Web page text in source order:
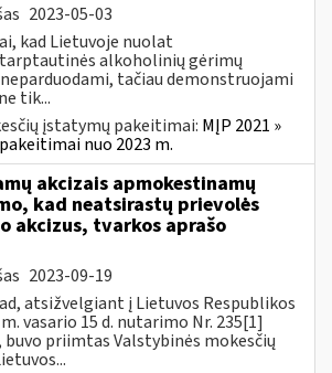
2023-05-03
kad Lietuvoje nuolat
alkoholinių gėrimų
tačiau demonstruojami
tik...
įstatymų pakeitimai: MĮP 2021 »
nuo 2023 m.
akcizais apmokestinamų
kad neatsirastų prievolės
akcizus, tvarkos aprašo
2023-09-19
atsižvelgiant į Lietuvos Respublikos
vasario 15 d. nutarimo Nr. 235[1]
buvo priimtas Valstybinės mokesčių